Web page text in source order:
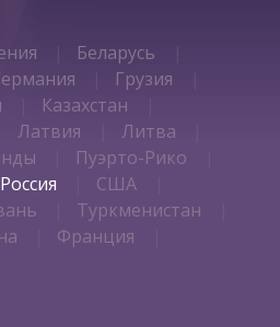
Беларусь
Грузия
Казахстан
Латвия
Литва
Пуэрто-Рико
Россия
США
Туркменистан
Франция